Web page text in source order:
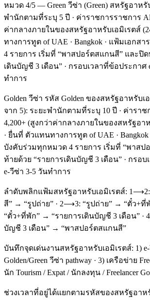
หมวด 4/5 — Green วีซ่า (Green) สหรัฐอาหรั
พำนักตามที่ระบุ 5 ปี · ค่าราชการราชการ
ค่ากลางภายในของสหรัฐอาหรับเอมิเรตส์
ทางการทูต of UAE · Bangkok · แฟ้มเอกส
4 รายการ เริ่มที่ “พาสปอร์ตสแกนสี” และปิด
เดินบัญชี 3 เดือน” · กรอบเวลาที่ข้อประกาศ
ทำการ
Golden วีซ่า รหัส Golden ของสหรัฐอาหรับเ
จาก 5): ระยะพำนักตามที่ระบุ 10 ปี · ค่ารา
4,200+ (สูงกว่าค่ากลางภายในของสหรัฐอา
· ยื่นที่ ตัวแทนทางการทูต of UAE ·
บังคับร่วมทุกหมวด 4 รายการ เริ่มที่ “พาสป
ท้ายด้วย “รายการเดินบัญชี 3 เดือน” · กรอ
e-วีซ่า 3-5 วันทำการ
ลำดับพลิกแฟ้มสหรัฐอาหรับเอมิเรตส์:
สี” → “รูปถ่าย” · 2⟶3: “รูปถ่าย” → “ตั๋ว+ที่
“ตั๋ว+ที่พัก” → “รายการเดินบัญชี 3 เดือน” ·
บัญชี 3 เดือน” → “พาสปอร์ตสแกนสี”
บันทึกจุดเด่นงานสหรัฐอาหรับเอมิเรตส์: 1) e-
Golden/Green วีซ่า pathway · 3) เครือข่าย
นัก Tourism / Expat / นักลงทุน / Freelancer
ช่วงเวลาที่อยู่ได้แยกตามรหัสของสหรัฐอาห